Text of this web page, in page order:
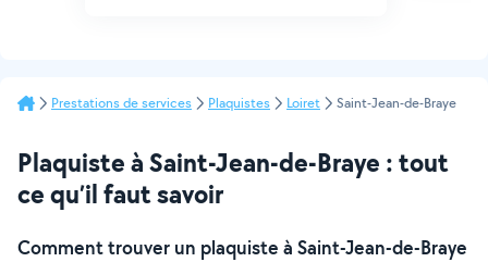
Prestations de services Plaquistes Loiret Saint-Jean-de-Braye
Plaquiste à Saint-Jean-de-Braye : tout
ce qu’il faut savoir
Comment trouver un plaquiste à Saint-Jean-de-Braye